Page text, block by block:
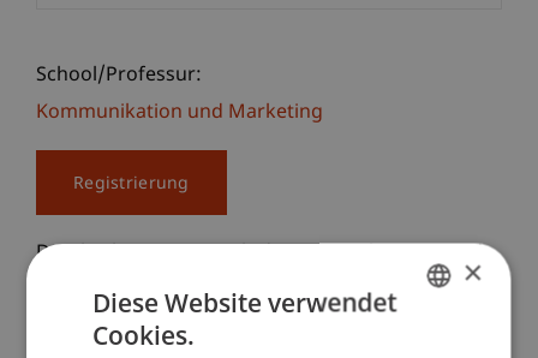
School/Professur:
Kommunikation und Marketing
Registrierung
Du überlegst, was nach der Matura kommt, und
möchtest dir ein echtes Bild machen, bevor du
dich entscheidest? Dann komm an unseren
Bachelor Infoabend an der Universität
×
Diese Website verwendet
Cookies.